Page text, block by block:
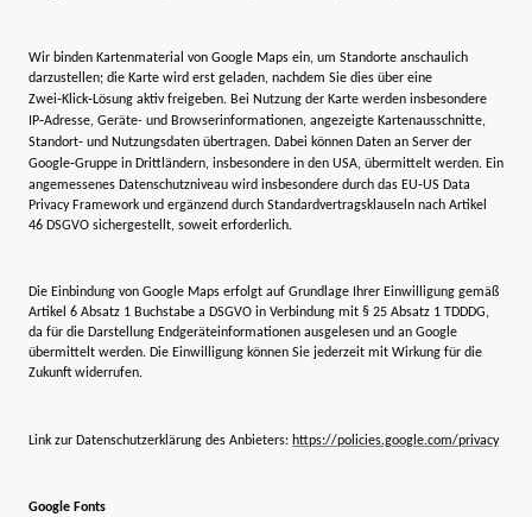
Wir binden Kartenmaterial von Google Maps ein, um Standorte anschaulich
darzustellen; die Karte wird erst geladen, nachdem Sie dies über eine
Zwei‑Klick‑Lösung aktiv freigeben. Bei Nutzung der Karte werden insbesondere
IP‑Adresse, Geräte- und Browserinformationen, angezeigte Kartenausschnitte,
Standort‑ und Nutzungsdaten übertragen. Dabei können Daten an Server der
Google‑Gruppe in Drittländern, insbesondere in den USA, übermittelt werden. Ein
angemessenes Datenschutzniveau wird insbesondere durch das EU‑US Data
Privacy Framework und ergänzend durch Standardvertragsklauseln nach Artikel
46 DSGVO sichergestellt, soweit erforderlich.
Die Einbindung von Google Maps erfolgt auf Grundlage Ihrer Einwilligung gemäß
Artikel 6 Absatz 1 Buchstabe a DSGVO in Verbindung mit § 25 Absatz 1 TDDDG,
da für die Darstellung Endgeräteinformationen ausgelesen und an Google
übermittelt werden. Die Einwilligung können Sie jederzeit mit Wirkung für die
Zukunft widerrufen.
Link zur Datenschutzerklärung des Anbieters: https://policies.google.com/privacy
Google Fonts